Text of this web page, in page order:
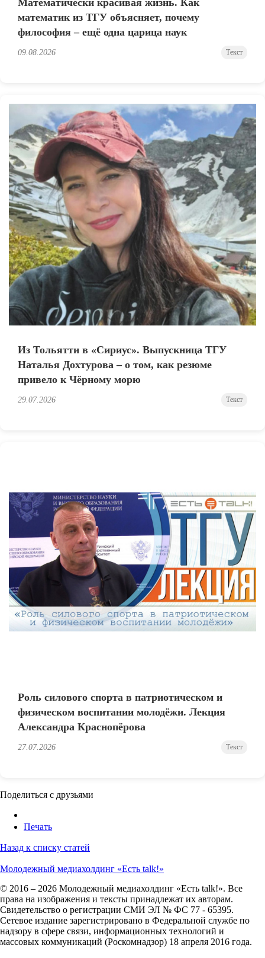
Математически красивая жизнь. Как
математик из ТГУ объясняет, почему
философия – ещё одна царица наук
09.08.2026 Текст
Из Тольятти в «Сириус». Выпускница ТГУ
Наталья Дохтурова – о том, как резюме
привело к Чёрному морю
29.07.2026 Текст
Роль силового спорта в патриотическом и
физическом воспитании молодёжи. Лекция
Александра Краснопёрова
27.07.2026 Текст
Поделиться с друзьями
Печать
Назад к списку статей
Молодежный медиахолдинг «Есть talk!»
© 2016 – 2026 Молодежный медиахолдинг «Есть talk!». Все
права на изображения и тексты принадлежат их авторам.
Свидетельство о регистрации СМИ ЭЛ № ФС 77 - 65395.
Сетевое издание зарегистрировано в Федеральной службе по
надзору в сфере связи, информационных технологий и
массовых коммуникаций (Роскомнадзор) 18 апреля 2016 года.